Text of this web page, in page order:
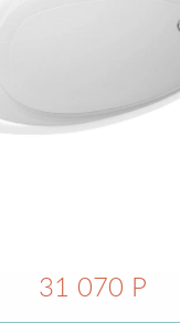
31 070 Р